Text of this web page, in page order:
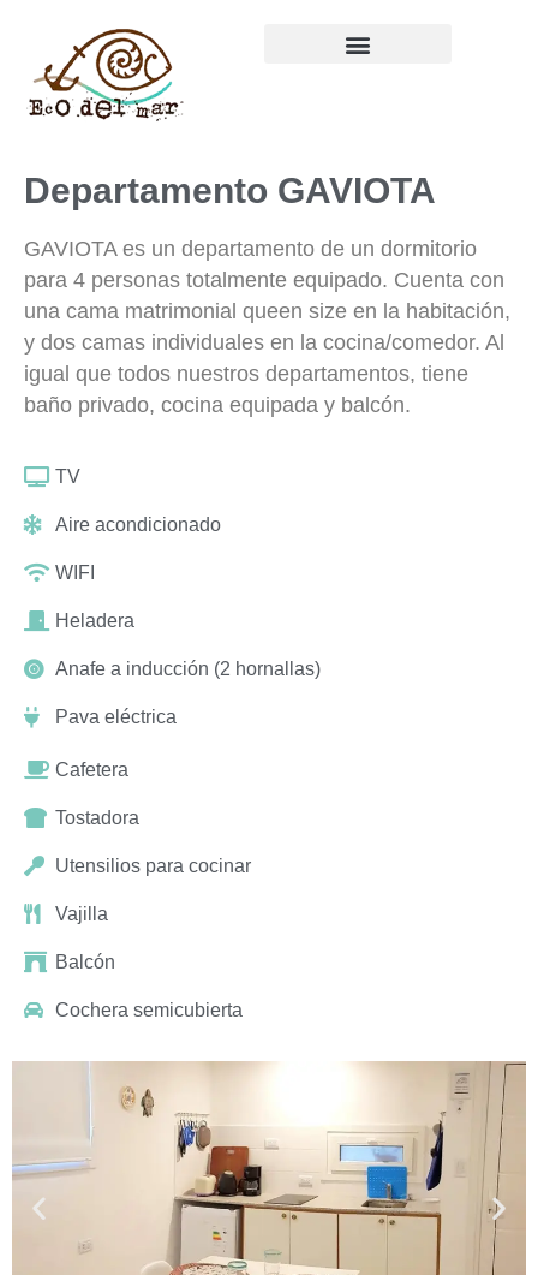
Departamento GAVIOTA
GAVIOTA es un departamento de un dormitorio
para 4 personas totalmente equipado. Cuenta con
una cama matrimonial queen size en la habitación,
y dos camas individuales en la cocina/comedor. Al
igual que todos nuestros departamentos, tiene
baño privado, cocina equipada y balcón.
TV
Aire acondicionado
WIFI
Heladera
Anafe a inducción (2 hornallas)
Pava eléctrica
Cafetera
Tostadora
Utensilios para cocinar
Vajilla
Balcón
Cochera semicubierta